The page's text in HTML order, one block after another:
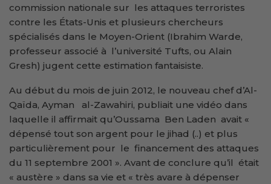
commission nationale sur les attaques terroristes
contre les États-Unis et plusieurs chercheurs
spécialisés dans le Moyen-Orient (Ibrahim Warde,
professeur associé à l’université Tufts, ou Alain
Gresh) jugent cette estimation fantaisiste.
Au début du mois de juin 2012, le nouveau chef d’Al-
Qaïda, Ayman al-Zawahiri, publiait une vidéo dans
laquelle il affirmait qu’Oussama Ben Laden avait «
dépensé tout son argent pour le jihad (..) et plus
particulièrement pour le financement des attaques
du 11 septembre 2001 ». Avant de conclure qu’il était
« austère » dans sa vie et « très avare à dépenser